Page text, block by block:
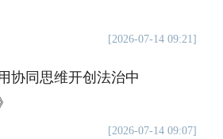
[2026-07-14 09:21]
协同思维开创法治中
[2026-07-14 09:07]